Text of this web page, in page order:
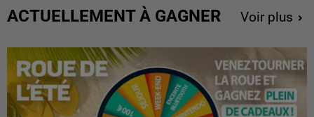
ACTUELLEMENT À GAGNER Voir plus